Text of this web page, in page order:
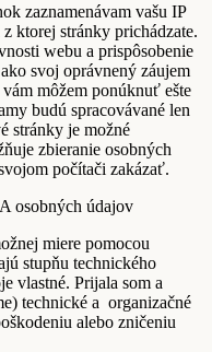
zaznamenávam vašu IP
ktorej stránky prichádzate.
webu a prispôsobenie
svoj oprávnený záujem
môžem ponúknuť ešte
budú spracovávané len
stránky je možné
zbieranie osobných
počítači zakázať.
osobných údajov
miere pomocou
stupňu technického
vlastné. Prijala som a
technické a organizačné
alebo zničeniu